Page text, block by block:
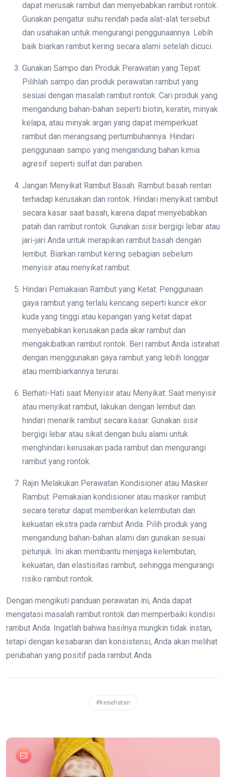
dapat merusak rambut dan menyebabkan rambut rontok.
Gunakan pengatur suhu rendah pada alat-alat tersebut
dan usahakan untuk mengurangi penggunaannya. Lebih
baik biarkan rambut kering secara alami setelah dicuci.
Gunakan Sampo dan Produk Perawatan yang Tepat:
Pilihlah sampo dan produk perawatan rambut yang
sesuai dengan masalah rambut rontok. Cari produk yang
mengandung bahan-bahan seperti biotin, keratin, minyak
kelapa, atau minyak argan yang dapat memperkuat
rambut dan merangsang pertumbuhannya. Hindari
penggunaan sampo yang mengandung bahan kimia
agresif seperti sulfat dan paraben.
Jangan Menyikat Rambut Basah: Rambut basah rentan
terhadap kerusakan dan rontok. Hindari menyikat rambut
secara kasar saat basah, karena dapat menyebabkan
patah dan rambut rontok. Gunakan sisir bergigi lebar atau
jari-jari Anda untuk merapikan rambut basah dengan
lembut. Biarkan rambut kering sebagian sebelum
menyisir atau menyikat rambut.
Hindari Pemakaian Rambut yang Ketat: Penggunaan
gaya rambut yang terlalu kencang seperti kuncir ekor
kuda yang tinggi atau kepangan yang ketat dapat
menyebabkan kerusakan pada akar rambut dan
mengakibatkan rambut rontok. Beri rambut Anda istirahat
dengan menggunakan gaya rambut yang lebih longgar
atau membiarkannya terurai.
Berhati-Hati saat Menyisir atau Menyikat: Saat menyisir
atau menyikat rambut, lakukan dengan lembut dan
hindari menarik rambut secara kasar. Gunakan sisir
bergigi lebar atau sikat dengan bulu alami untuk
menghindari kerusakan pada rambut dan mengurangi
rambut yang rontok.
Rajin Melakukan Perawatan Kondisioner atau Masker
Rambut: Pemakaian kondisioner atau masker rambut
secara teratur dapat memberikan kelembutan dan
kekuatan ekstra pada rambut Anda. Pilih produk yang
mengandung bahan-bahan alami dan gunakan sesuai
petunjuk. Ini akan membantu menjaga kelembutan,
kekuatan, dan elastisitas rambut, sehingga mengurangi
risiko rambut rontok.
Dengan mengikuti panduan perawatan ini, Anda dapat
mengatasi masalah rambut rontok dan memperbaiki kondisi
rambut Anda. Ingatlah bahwa hasilnya mungkin tidak instan,
tetapi dengan kesabaran dan konsistensi, Anda akan melihat
perubahan yang positif pada rambut Anda.
#kesehatan